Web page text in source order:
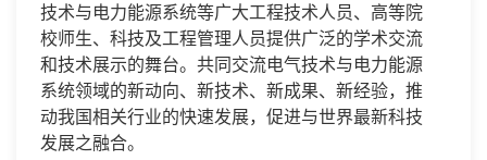
技术与电力能源系统等广大工程技术人员、高等院
校师生、科技及工程管理人员提供广泛的学术交流
和技术展示的舞台。共同交流电气技术与电力能源
系统领域的新动向、新技术、新成果、新经验，推
动我国相关行业的快速发展，促进与世界最新科技
发展之融合。